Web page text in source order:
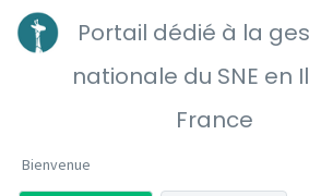
Portail dédié à la
nationale du SNE en
France
Bienvenue